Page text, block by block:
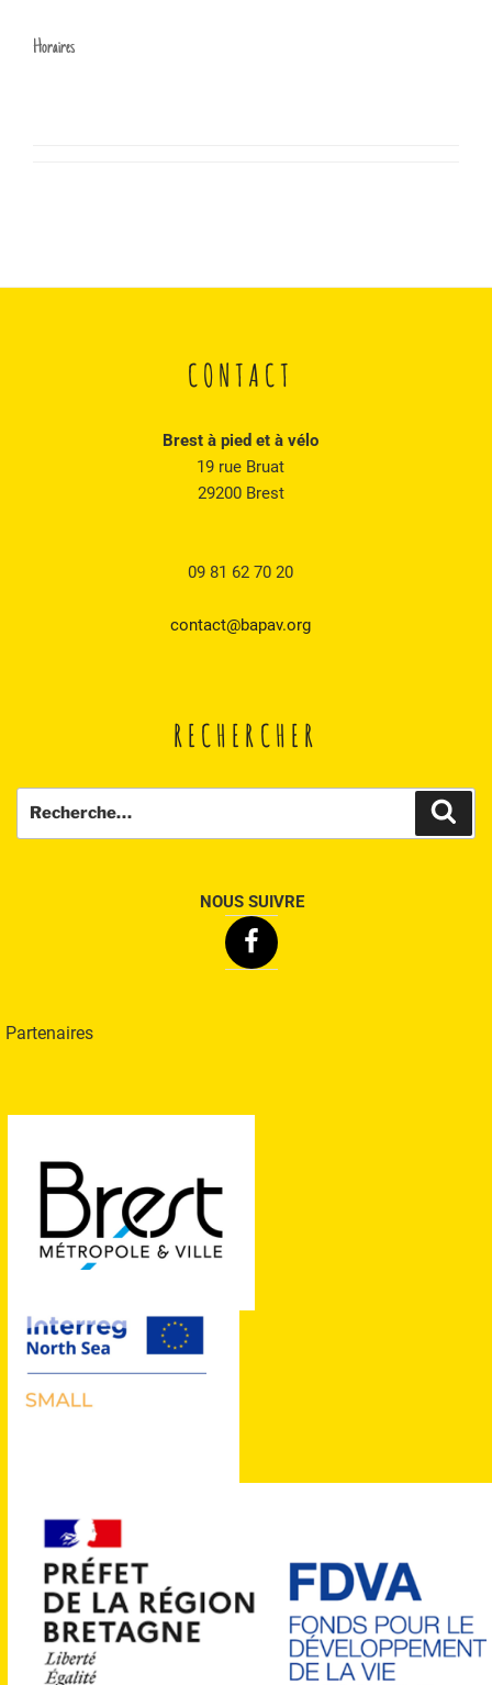
Horaires
CONTACT
Brest à pied et à vélo
19 rue Bruat
29200 Brest
09 81 62 70 20
contact@bapav.org
RECHERCHER
NOUS SUIVRE
Facebook
Partenaires